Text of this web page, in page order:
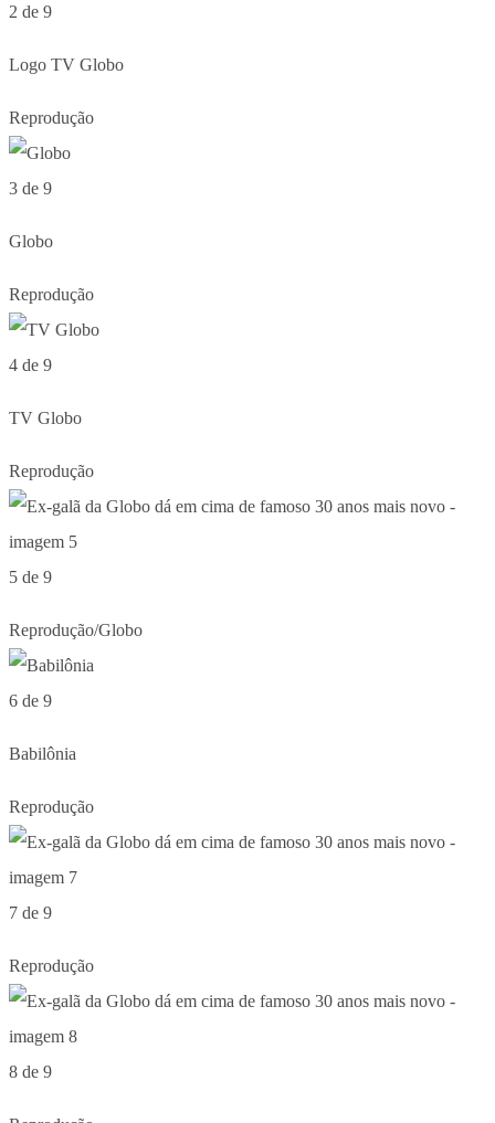
2 de 9
Logo TV Globo
Reprodução
3 de 9
Globo
Reprodução
4 de 9
TV Globo
Reprodução
5 de 9
Reprodução/Globo
6 de 9
Babilônia
Reprodução
7 de 9
Reprodução
8 de 9